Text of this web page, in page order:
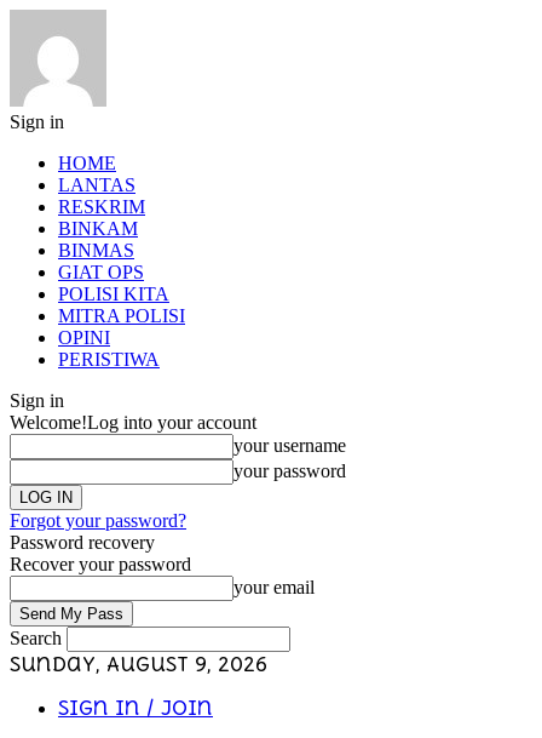
Sign in
HOME
LANTAS
RESKRIM
BINKAM
BINMAS
GIAT OPS
POLISI KITA
MITRA POLISI
OPINI
PERISTIWA
Sign in
Welcome!Log into your account
your username
your password
Forgot your password?
Password recovery
Recover your password
your email
Search
Sunday, August 9, 2026
Sign in / Join